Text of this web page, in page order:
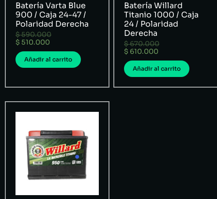
Batería Varta Blue
900 / Caja 24-47 /
Polaridad Derecha
$590.000
$ 510.000
Añadir al carrito
Batería Willard
Titanio 1000 / Caja
24 / Polaridad
Derecha
$670.000
$ 610.000
Añadir al carrito